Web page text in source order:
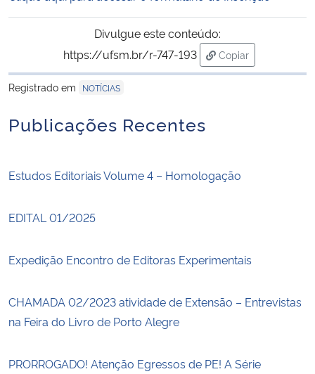
Divulgue este conteúdo:
https://ufsm.br/r-747-193
Copiar
para área de
Registrado em
NOTÍCIAS
Publicações Recentes
Estudos Editoriais Volume 4 – Homologação
EDITAL 01/2025
Expedição Encontro de Editoras Experimentais
CHAMADA 02/2023 atividade de Extensão – Entrevistas
na Feira do Livro de Porto Alegre
PRORROGADO! Atenção Egressos de PE! A Série